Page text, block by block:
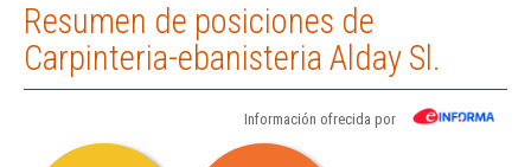
Resumen de posiciones de
Carpinteria-ebanisteria Alday Sl.
Información ofrecida por